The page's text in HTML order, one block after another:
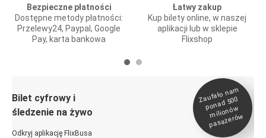
Bezpieczne płatności
Dostępne metody płatności:
Przelewy24, Paypal, Google
Pay, karta bankowa
Łatwy zakup
Kup bilety online, w naszej
aplikacji lub w sklepie
Flixshop
Bilet cyfrowy i
śledzenie na żywo
Odkryj aplikację FlixBusa
Zaufało na
m
ponad 500
milionó
w
pasażeró
w